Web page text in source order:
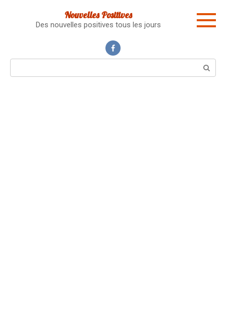
Nouvelles Positives
Des nouvelles positives tous les jours